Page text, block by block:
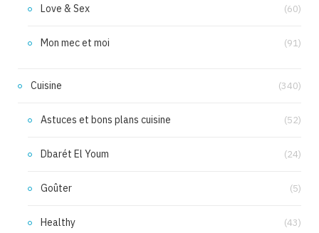
Love & Sex (60)
Mon mec et moi (91)
Cuisine (340)
Astuces et bons plans cuisine (52)
Dbarét El Youm (24)
Goûter (5)
Healthy (43)